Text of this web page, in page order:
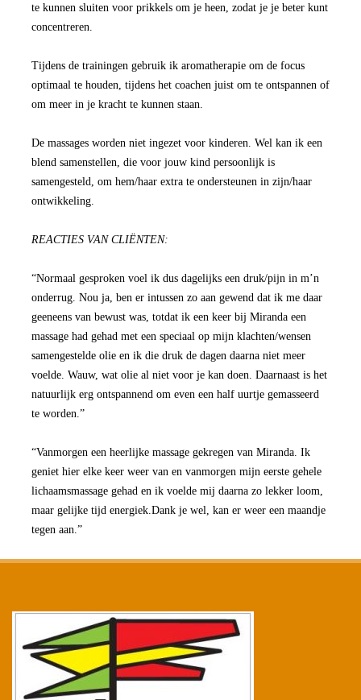
te kunnen sluiten voor prikkels om je heen, zodat je je beter kunt
concentreren.
Tijdens de trainingen gebruik ik aromatherapie om de focus
optimaal te houden, tijdens het coachen juist om te ontspannen of
om meer in je kracht te kunnen staan.
De massages worden niet ingezet voor kinderen. Wel kan ik een
blend samenstellen, die voor jouw kind persoonlijk is
samengesteld, om hem/haar extra te ondersteunen in zijn/haar
ontwikkeling.
REACTIES VAN CLIËNTEN:
“Normaal gesproken voel ik dus dagelijks een druk/pijn in m’n
onderrug. Nou ja, ben er intussen zo aan gewend dat ik me daar
geeneens van bewust was, totdat ik een keer bij Miranda een
massage had gehad met een speciaal op mijn klachten/wensen
samengestelde olie en ik die druk de dagen daarna niet meer
voelde. Wauw, wat olie al niet voor je kan doen. Daarnaast is het
natuurlijk erg ontspannend om even een half uurtje gemasseerd
te worden.”
“Vanmorgen een heerlijke massage gekregen van Miranda. Ik
geniet hier elke keer weer van en vanmorgen mijn eerste gehele
lichaamsmassage gehad en ik voelde mij daarna zo lekker loom,
maar gelijke tijd energiek.Dank je wel, kan er weer een maandje
tegen aan.”